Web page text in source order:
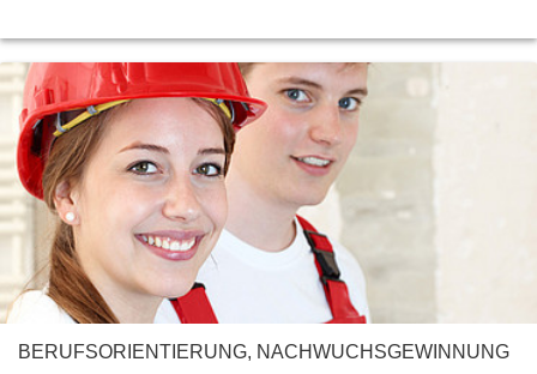
BERUFSORIENTIERUNG, NACHWUCHSGEWINNUNG